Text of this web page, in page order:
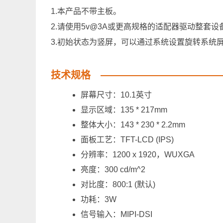
1.本产品不带主板。
2.请使用5v@3A或更高规格的适配器驱动整套设
3.初始状态为竖屏，可以通过系统设置旋转系统
技术规格
屏幕尺寸：10.1英寸
显示区域：135 * 217mm
整体大小：143 * 230 * 2.2mm
面板工艺：TFT-LCD (IPS)
分辨率：1200 x 1920，WUXGA
亮度：300 cd/m^2
对比度：800:1 (默认)
功耗：3W
信号输入：MIPI-DSI